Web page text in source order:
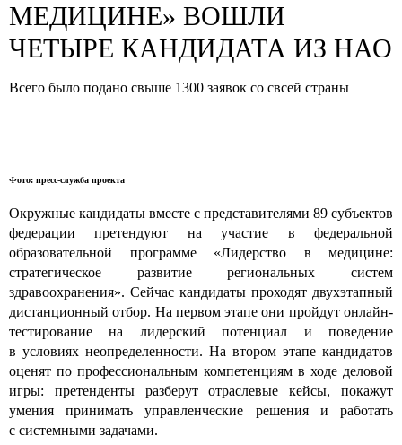
МЕДИЦИНЕ» ВОШЛИ
ЧЕТЫРЕ КАНДИДАТА ИЗ НАО
Всего было подано свыше 1300 заявок со свсей страны
Фото: пресс-служба проекта
Окружные кандидаты вместе с представителями 89 субъектов
федерации претендуют на участие в федеральной
образовательной программе «Лидерство в медицине:
стратегическое развитие региональных систем
здравоохранения». Сейчас кандидаты проходят двухэтапный
дистанционный отбор. На первом этапе они пройдут онлайн-
тестирование на лидерский потенциал и поведение
в условиях неопределенности. На втором этапе кандидатов
оценят по профессиональным компетенциям в ходе деловой
игры: претенденты разберут отраслевые кейсы, покажут
умения принимать управленческие решения и работать
с системными задачами.